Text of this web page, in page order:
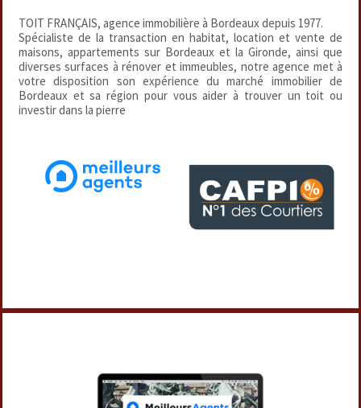
TOIT FRANÇAIS, agence immobilière à Bordeaux depuis 1977.
Spécialiste de la transaction en habitat, location et vente de
maisons, appartements sur Bordeaux et la Gironde, ainsi que
diverses surfaces à rénover et immeubles, notre agence met à
votre disposition son expérience du marché immobilier de
Bordeaux et sa région pour vous aider à trouver un toit ou
investir dans la pierre